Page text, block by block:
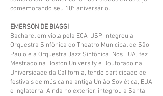
comemorando seu 10º aniversário.
EMERSON DE BIAGGI
Bacharel em viola pela ECA-USP, integrou a
Orquestra Sinfônica do Theatro Municipal de São
Paulo e a Orquestra Jazz Sinfônica. Nos EUA, fez
Mestrado na Boston University e Doutorado na
Universidade da California, tendo participado de
festivais de música na antiga União Soviética, EUA
e Inglaterra. Ainda no exterior, integrou a Santa